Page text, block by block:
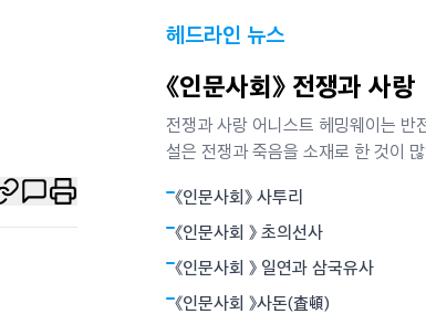
헤드라인 뉴스
《인문사회》 전쟁과 사랑
전쟁과 사랑 어니스트 헤밍웨이는 반
설은 전쟁과 죽음을 소재로 한 것이
지언정 결코 굴복하지 않는다는 철학
용기로 죽음과 대면함으로써 가능하
편 ‘누구를 위하여 종을 울리나’는
《인문사회》 사투리
《인문사회 》 초의선사
《인문사회 》 일연과 삼국유사
《인문사회 》사돈(査頓)